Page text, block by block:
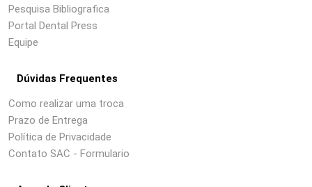
Pesquisa Bibliografica
Portal Dental Press
Equipe
Dúvidas Frequentes
Como realizar uma troca
Prazo de Entrega
Política de Privacidade
Contato SAC - Formulario